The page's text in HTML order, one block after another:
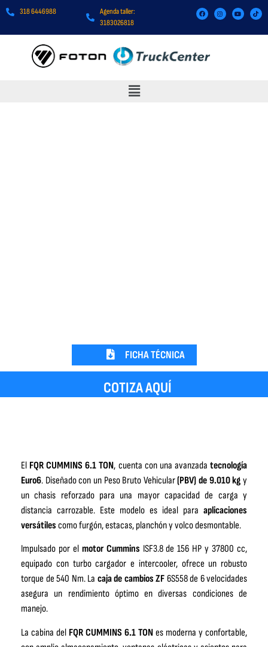
318 6446988
Agenda taller:
3183026818
FICHA TÉCNICA
COTIZA AQUÍ
El FQR CUMMINS 6.1 TON, cuenta con una avanzadatecnología
Euro6. Diseñado con un Peso Bruto Vehicular(PBV) de 9.010 kgy
un chasis reforzado para una mayor capacidad de carga y
distancia carrozable. Este modelo es ideal para aplicaciones
versátiles como furgón, estacas, planchón y volco desmontable.
Impulsado por el motor Cummins ISF3.8 de 156 HP y 37800 cc,
equipado con turbo cargador e intercooler, ofrece un robusto
torque de 540 Nm. La caja de cambios ZF 6S558 de 6 velocidades
asegura un rendimiento óptimo en diversas condiciones de
manejo.
La cabina del FQR CUMMINS 6.1 TON es moderna y confortable,